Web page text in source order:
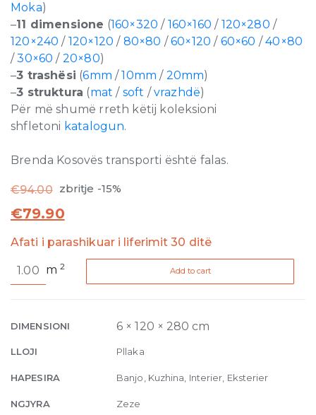
Moka)
–11 dimensione (160×320 / 160×160 / 120×280 /
120×240 / 120×120 / 80×80 /60×120 / 60×60 /40×80
/30×60 / 20×80)
–3 trashësi (6mm /10mm / 20mm)
–3 struktura (mat / soft /vrazhdë)
Për më shumë rreth këtij koleksioni
shfletoni katalogun.
Brenda Kosovës transporti është falas.
€94.00 zbritje -15%
€79.90
Afati i parashikuar i liferimit 30 ditë
Plomb
120
280
quantity
m2 Add to cart
DIMENSIONI 6 × 120 × 280 cm
LLOJI Pllaka
HAPESIRA Banjo, Kuzhina, Interier, Eksterier
NGJYRA Zeze